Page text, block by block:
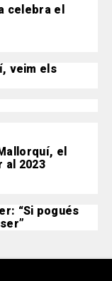
celebra el
veim els
el
2023
“Si pogués